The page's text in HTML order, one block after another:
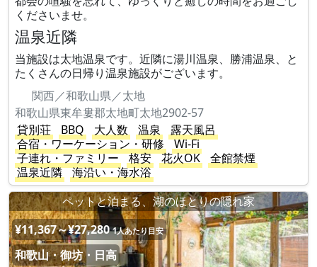
くださいませ。
温泉近隣
当施設は太地温泉です。近隣に湯川温泉、勝浦温泉、と
たくさんの日帰り温泉施設がございます。
関西／和歌山県／太地
和歌山県東牟婁郡太地町太地2902-57
貸別荘
BBQ 大人数 温泉
露天風呂
合宿・ワーケーション・研修
Wi-Fi
子連れ・ファミリー
格安 花火OK
全館禁煙
温泉近隣
海沿い・海水浴
ペットと泊まる、湖のほとりの隠れ家
¥11,367～¥27,280 1人あたり目安
和歌山・御坊・日高